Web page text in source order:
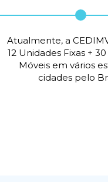
Atualmente, a
12 Unidades Fixas +
Móveis em vários
cidades pelo